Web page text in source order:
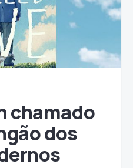
chamado
dos